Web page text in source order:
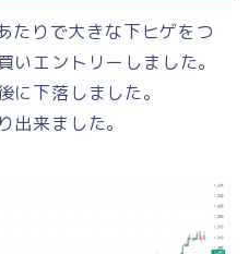
たりで大きな下ヒゲをつ
いエントリーしました。
に下落しました。
出来ました。